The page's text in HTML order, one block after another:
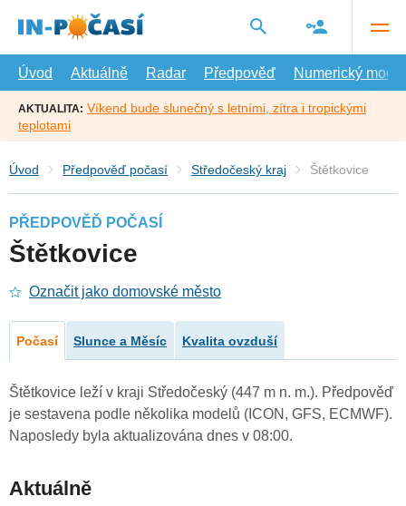
hlavní
Úvod
Aktuálně Radar Předpověď Numerický model
AKTUALITA: Víkend bude slunečný s letními, zítra i tropickými
teplotami
Úvod Předpověď počasí Středočeský kraj Štětkovice
PŘEDPOVĚĎ POČASÍ
Štětkovice
Označit jako domovské město
Počasí Slunce a Měsíc Kvalita ovzduší
Štětkovice leží v kraji Středočeský (447 m n. m.). Předpověď
je sestavena podle několika modelů (ICON, GFS, ECMWF).
Naposledy byla aktualizována dnes v 08:00.
Aktuálně